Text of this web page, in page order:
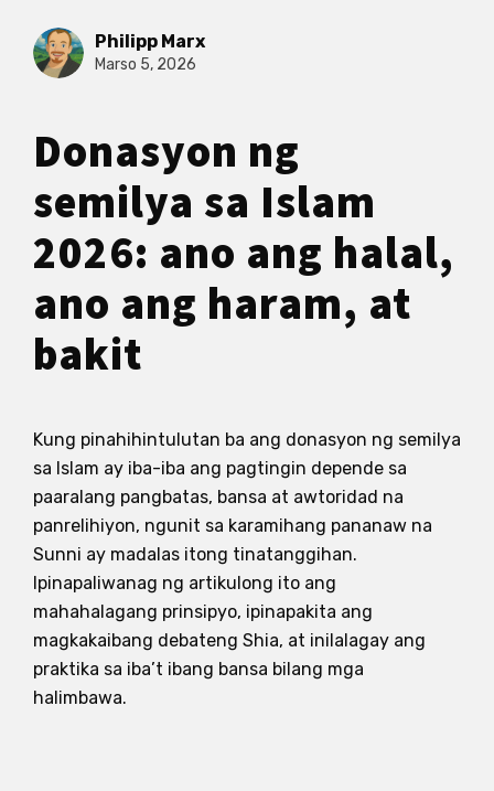
Philipp Marx
Marso 5, 2026
Donasyon ng
semilya sa Islam
2026: ano ang halal,
ano ang haram, at
bakit
Kung pinahihintulutan ba ang donasyon ng semilya
sa Islam ay iba-iba ang pagtingin depende sa
paaralang pangbatas, bansa at awtoridad na
panrelihiyon, ngunit sa karamihang pananaw na
Sunni ay madalas itong tinatanggihan.
Ipinapaliwanag ng artikulong ito ang
mahahalagang prinsipyo, ipinapakita ang
magkakaibang debateng Shia, at inilalagay ang
praktika sa iba’t ibang bansa bilang mga
halimbawa.